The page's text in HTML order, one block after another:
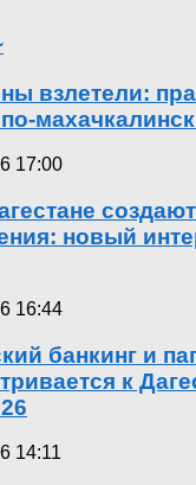
взлетели:
17:00
новый
16:44
банкинг и
к
14:11